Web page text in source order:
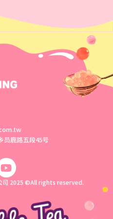
员鹿路五段45号
司 2025 ©All rights reserved.